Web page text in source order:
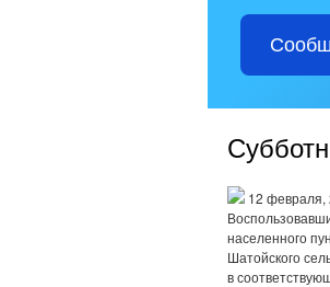
12 февраля,
населенного
Шатойского
в